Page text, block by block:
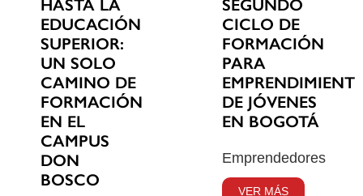
HASTA LA
EDUCACIÓN
SUPERIOR:
UN SOLO
CAMINO DE
FORMACIÓN
EN EL
CAMPUS
DON
BOSCO
SEGUNDO
CICLO DE
FORMACIÓN
PARA
DE JÓVENES
EN BOGOTÁ
Emprendedores
VER MÁS